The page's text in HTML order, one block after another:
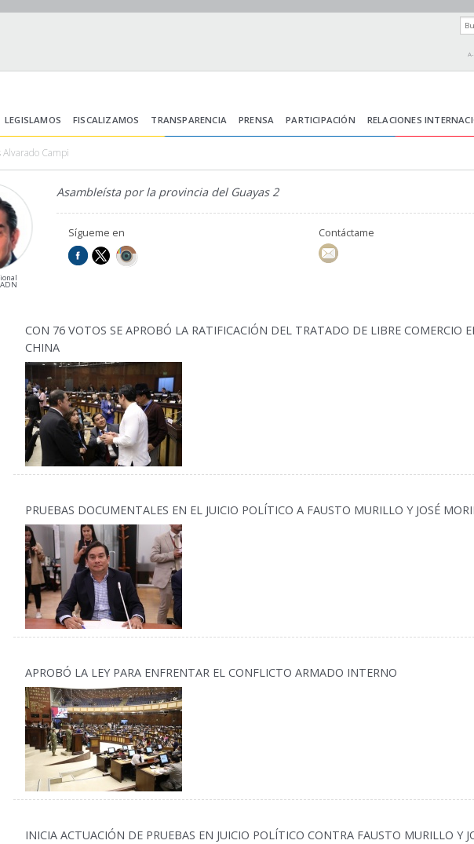
A-
LEGISLAMOS FISCALIZAMOS TRANSPARENCIA PRENSA PARTICIPACIÓN RELACIONES
Alvarado Campi
ADN
Asambleísta por la provincia del Guayas 2
Sígueme en Contáctame
CON 76 VOTOS SE APROBÓ LA RATIFICACIÓN DEL TRATADO DE LIBRE COMERCIO
CHINA
PRUEBAS DOCUMENTALES EN EL JUICIO POLÍTICO A FAUSTO MURILLO Y JOSÉ
APROBÓ LA LEY PARA ENFRENTAR EL CONFLICTO ARMADO INTERNO
INICIA ACTUACIÓN DE PRUEBAS EN JUICIO POLÍTICO CONTRA FAUSTO MURILLO Y